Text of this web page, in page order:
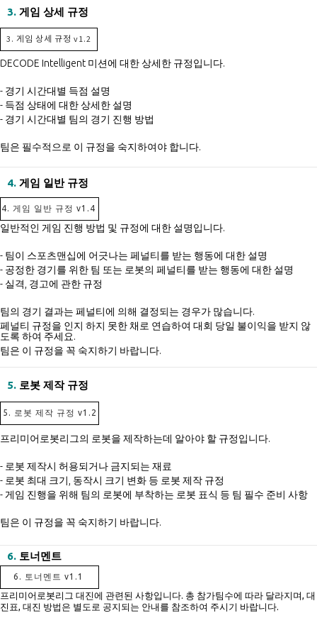
3. 게임 상세 규정
3. 게임 상세 규정 v1.2
DECODE Intelligent 미션에 대한 상세한 규정입니다.
- 경기 시간대별 득점 설명
- 득점 상태에 대한 상세한 설명
- 경기 시간대별 팀의 경기 진행 방법
팀은 필수적으로 이 규정을 숙지하여야 합니다.
4. 게임 일반 규정
4. 게임 일반 규정 v1.4
일반적인 게임 진행 방법 및 규정에 대한 설명입니다.
- 팀이 스포츠맨십에 어긋나는 페널티를 받는 행동에 대한 설명
- 공정한 경기를 위한 팀 또는 로봇의 페널티를 받는 행동에 대한 설명
- 실격, 경고에 관한 규정
팀의 경기 결과는 페널티에 의해 결정되는 경우가 많습니다.
페널티 규정을 인지 하지 못한 채로 연습하여 대회 당일 불이익을 받지 않
도록 하여 주세요.
팀은 이 규정을 꼭 숙지하기 바랍니다.
5. 로봇 제작 규정
5. 로봇 제작 규정 v1.2
프리미어로봇리그의 로봇을 제작하는데 알아야 할 규정입니다.
- 로봇 제작시 허용되거나 금지되는 재료
- 로봇 최대 크기, 동작시 크기 변화 등 로봇 제작 규정
- 게임 진행을 위해 팀의 로봇에 부착하는 로봇 표식 등 팀 필수 준비 사항
팀은 이 규정을 꼭 숙지하기 바랍니다.
6. 토너멘트
6. 토너멘트 v1.1
프리미어로봇리그 대진에 관련된 사항입니다. 총 참가팀수에 따라 달라지며, 대
진표, 대진 방법은 별도로 공지되는 안내를 참조하여 주시기 바랍니다.